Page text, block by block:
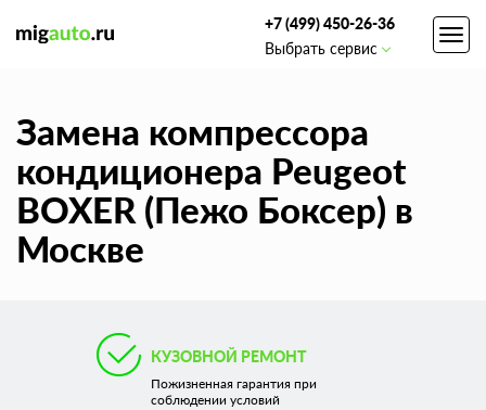
+7 (499) 450-26-36
Выбрать сервис
Замена компрессора
кондиционера Peugeot
BOXER (Пежо Боксер) в
Москве
КУЗОВНОЙ РЕМОНТ
Пожизненная гарантия при
соблюдении условий